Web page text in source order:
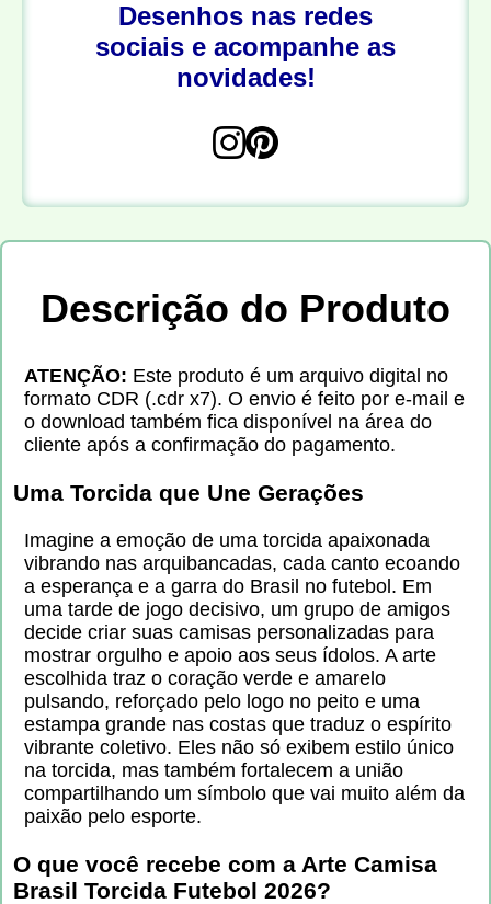
Desenhos nas redes
sociais e acompanhe as
novidades!
Descrição do Produto
ATENÇÃO: Este produto é um arquivo digital no
formato CDR (.cdr x7). O envio é feito por e-mail e
o download também fica disponível na área do
cliente após a confirmação do pagamento.
Uma Torcida que Une Gerações
Imagine a emoção de uma torcida apaixonada
vibrando nas arquibancadas, cada canto ecoando
a esperança e a garra do Brasil no futebol. Em
uma tarde de jogo decisivo, um grupo de amigos
decide criar suas camisas personalizadas para
mostrar orgulho e apoio aos seus ídolos. A arte
escolhida traz o coração verde e amarelo
pulsando, reforçado pelo logo no peito e uma
estampa grande nas costas que traduz o espírito
vibrante coletivo. Eles não só exibem estilo único
na torcida, mas também fortalecem a união
compartilhando um símbolo que vai muito além da
paixão pelo esporte.
O que você recebe com a Arte Camisa
Brasil Torcida Futebol 2026?